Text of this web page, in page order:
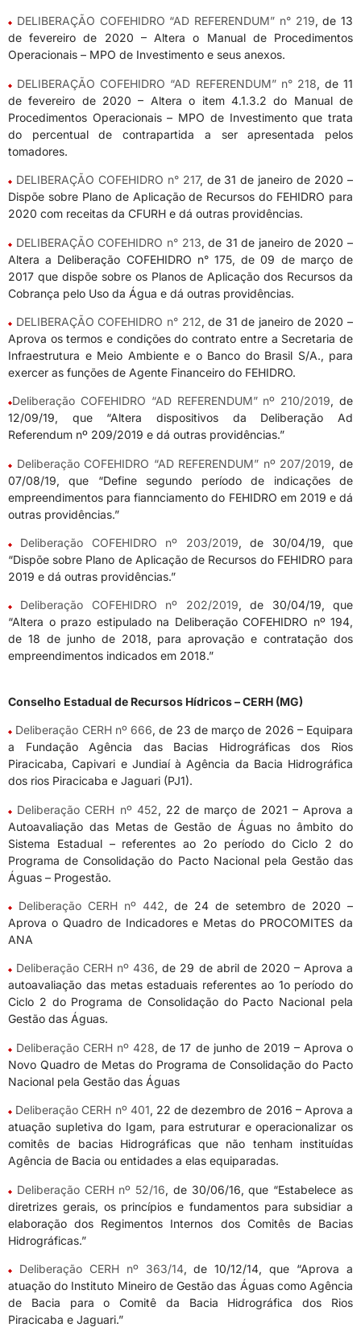
DELIBERAÇÃO COFEHIDRO “AD REFERENDUM” n° 219, de 13
de fevereiro de 2020 – Altera o Manual de Procedimentos
Operacionais – MPO de Investimento e seus anexos.
DELIBERAÇÃO COFEHIDRO “AD REFERENDUM” n° 218, de 11
de fevereiro de 2020 – Altera o item 4.1.3.2 do Manual de
Procedimentos Operacionais – MPO de Investimento que trata
do percentual de contrapartida a ser apresentada pelos
tomadores.
DELIBERAÇÃO COFEHIDRO n° 217, de 31 de janeiro de 2020 –
Dispõe sobre Plano de Aplicação de Recursos do FEHIDRO para
2020 com receitas da CFURH e dá outras providências.
DELIBERAÇÃO COFEHIDRO n° 213, de 31 de janeiro de 2020 –
Altera a Deliberação COFEHIDRO n° 175, de 09 de março de
2017 que dispõe sobre os Planos de Aplicação dos Recursos da
Cobrança pelo Uso da Água e dá outras providências.
DELIBERAÇÃO COFEHIDRO n° 212, de 31 de janeiro de 2020 –
Aprova os termos e condições do contrato entre a Secretaria de
Infraestrutura e Meio Ambiente e o Banco do Brasil S/A., para
exercer as funções de Agente Financeiro do FEHIDRO.
Deliberação COFEHIDRO “AD REFERENDUM” nº 210/2019, de
12/09/19, que “Altera dispositivos da Deliberação Ad
Referendum nº 209/2019 e dá outras providências.”
Deliberação COFEHIDRO “AD REFERENDUM” nº 207/2019, de
07/08/19, que “Define segundo período de indicações de
empreendimentos para fiannciamento do FEHIDRO em 2019 e dá
outras providências.”
Deliberação COFEHIDRO nº 203/2019, de 30/04/19, que
“Dispõe sobre Plano de Aplicação de Recursos do FEHIDRO para
2019 e dá outras providências.”
Deliberação COFEHIDRO nº 202/2019, de 30/04/19, que
“Altera o prazo estipulado na Deliberação COFEHIDRO nº 194,
de 18 de junho de 2018, para aprovação e contratação dos
empreendimentos indicados em 2018.”
Conselho Estadual de Recursos Hídricos – CERH (MG)
Deliberação CERH nº 666, de 23 de março de 2026 – Equipara
a Fundação Agência das Bacias Hidrográficas dos Rios
Piracicaba, Capivari e Jundiaí à Agência da Bacia Hidrográfica
dos rios Piracicaba e Jaguari (PJ1).
Deliberação CERH nº 452, 22 de março de 2021 – Aprova a
Autoavaliação das Metas de Gestão de Águas no âmbito do
Sistema Estadual – referentes ao 2o período do Ciclo 2 do
Programa de Consolidação do Pacto Nacional pela Gestão das
Águas – Progestão.
Deliberação CERH nº 442, de 24 de setembro de 2020 –
Aprova o Quadro de Indicadores e Metas do PROCOMITES da
ANA
Deliberação CERH nº 436, de 29 de abril de 2020 – Aprova a
autoavaliação das metas estaduais referentes ao 1o período do
Ciclo 2 do Programa de Consolidação do Pacto Nacional pela
Gestão das Águas.
Deliberação CERH nº 428, de 17 de junho de 2019 – Aprova o
Novo Quadro de Metas do Programa de Consolidação do Pacto
Nacional pela Gestão das Águas
Deliberação CERH nº 401, 22 de dezembro de 2016 – Aprova a
atuação supletiva do Igam, para estruturar e operacionalizar os
comitês de bacias Hidrográficas que não tenham instituídas
Agência de Bacia ou entidades a elas equiparadas.
Deliberação CERH nº 52/16, de 30/06/16, que “Estabelece as
diretrizes gerais, os princípios e fundamentos para subsidiar a
elaboração dos Regimentos Internos dos Comitês de Bacias
Hidrográficas.”
Deliberação CERH nº 363/14, de 10/12/14, que “Aprova a
atuação do Instituto Mineiro de Gestão das Águas como Agência
de Bacia para o Comitê da Bacia Hidrográfica dos Rios
Piracicaba e Jaguari.”